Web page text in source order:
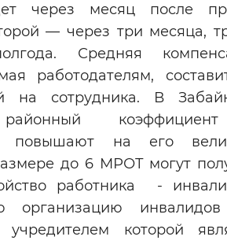
через месяц после
— через три месяца,
Средняя
работодателям,
на сотрудника. В
районный
повышают на его
до 6 МРОТ могут
работника -
организацию
учредителем которой